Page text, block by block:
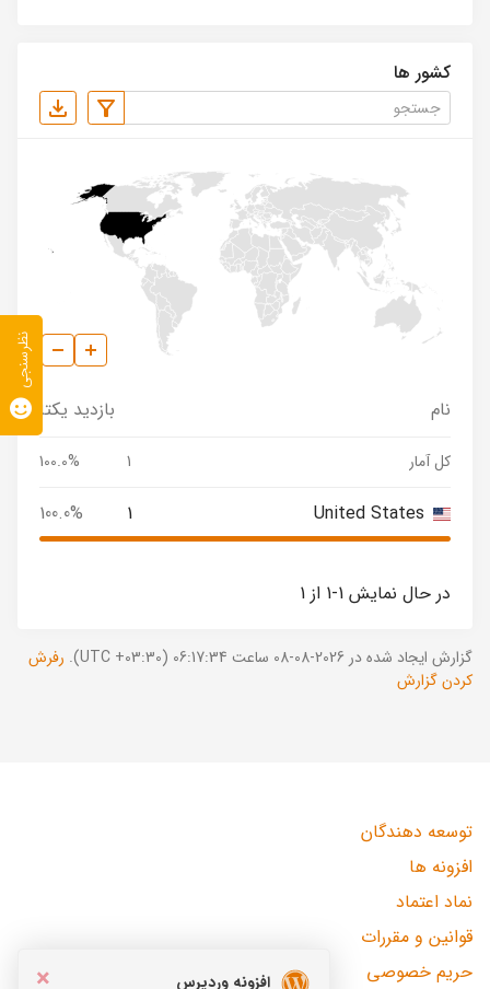
کشور ها
نام بازدید یکتا
کل آمار 1
100.0%
United States
1
100.0%
در حال نمایش 1-1 از 1
گزارش ایجاد شده در 2026-08-08 ساعت 06:17:34 (UTC +03:30).
رفرش
کردن گزارش
× افزونه وردپرس
توسعه دهندگان
افزونه ها
نماد اعتماد
قوانین و مقررات
حریم خصوصی
نظرسنجی